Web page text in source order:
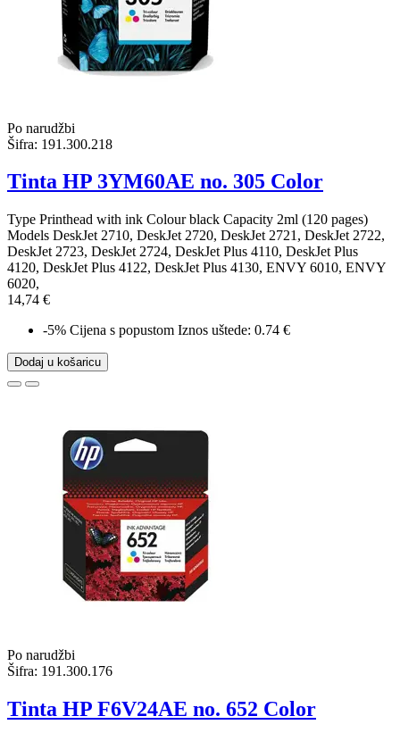
Po narudžbi
Šifra: 191.300.218
Tinta HP 3YM60AE no. 305 Color
Type Printhead with ink Colour black Capacity 2ml (120 pages)
Models DeskJet 2710, DeskJet 2720, DeskJet 2721, DeskJet 2722,
DeskJet 2723, DeskJet 2724, DeskJet Plus 4110, DeskJet Plus
4120, DeskJet Plus 4122, DeskJet Plus 4130, ENVY 6010, ENVY
6020,
14,74 €
-5% Cijena s popustom Iznos uštede: 0.74 €
Dodaj u košaricu
Po narudžbi
Šifra: 191.300.176
Tinta HP F6V24AE no. 652 Color